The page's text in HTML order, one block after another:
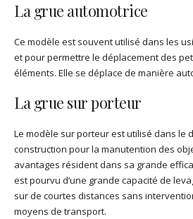
La grue automotrice
Ce modèle est souvent utilisé dans les
et pour permettre le déplacement des
éléments. Elle se déplace de manière
La grue sur porteur
Le modèle sur porteur est utilisé dans le
construction pour la manutention des
avantages résident dans sa grande
est pourvu d’une grande capacité de
sur de courtes distances sans
moyens de transport.